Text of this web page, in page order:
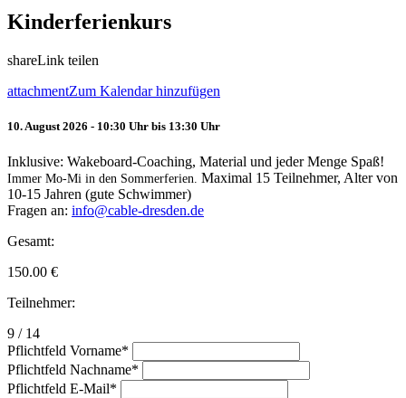
Kinderferienkurs
shareLink teilen
attachmentZum Kalendar hinzufügen
10. August 2026 - 10:30 Uhr bis 13:30 Uhr
Inklusive: Wakeboard-Coaching, Material und jeder Menge Spaß!
Immer Mo-Mi in den Sommerferien. Maximal 15 Teilnehmer, Alter von
10-15 Jahren (gute Schwimmer)
Fragen an: info@cable-dresden.de
Gesamt:
150.00 €
Teilnehmer:
9 / 14
Pflichtfeld Vorname*
Pflichtfeld Nachname*
Pflichtfeld E-Mail*